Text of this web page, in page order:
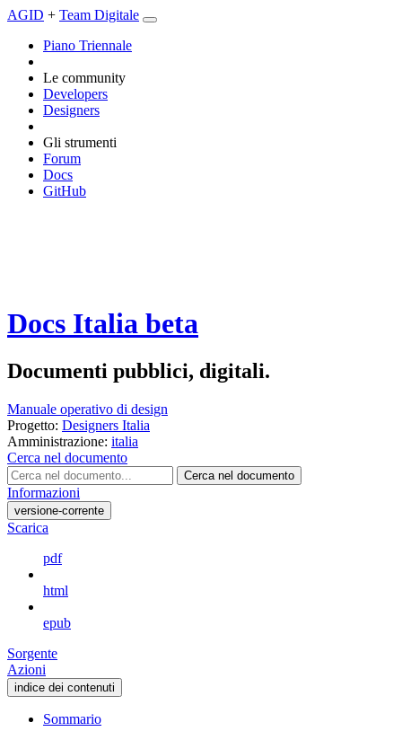
AGID + Team Digitale
Piano Triennale
Le community
Developers
Designers
Gli strumenti
Forum
Docs
GitHub
Docs Italia beta
Documenti pubblici, digitali.
Manuale operativo di design
Progetto: Designers Italia
Amministrazione: italia
Cerca nel documento
Cerca nel documento
Informazioni
versione-corrente
Scarica
pdf
html
epub
Sorgente
Azioni
indice dei contenuti
Sommario